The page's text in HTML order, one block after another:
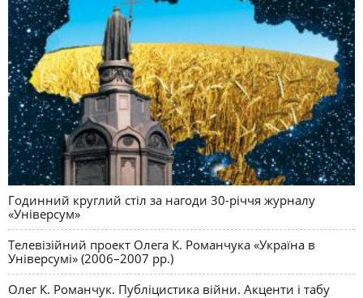
Годинний круглий стіл за нагоди 30-річчя журналу
«Універсум»
Телевізійний проект Олега К. Романчука «Україна в
Універсумі» (2006–2007 рр.)
Олег К. Романчук. Публіцистика війни. Акценти і табу